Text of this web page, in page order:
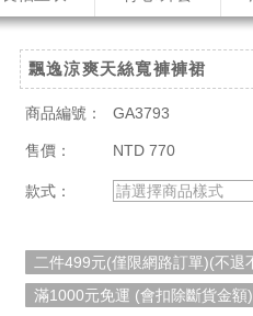
飄逸涼爽天絲寬褲褲裙
商品編號： GA3793
售價： NTD 770
款式： 請選擇商品樣式
二件499元(僅限網路訂單)(不退
滿1000元免運 (會扣除斷貨金額)